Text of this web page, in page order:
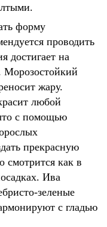
форму
проводить
достигает на
Морозостойкий
жару.
любой
с помощью
прекрасную
смотрится как в
Ива
зеленые
с гладью